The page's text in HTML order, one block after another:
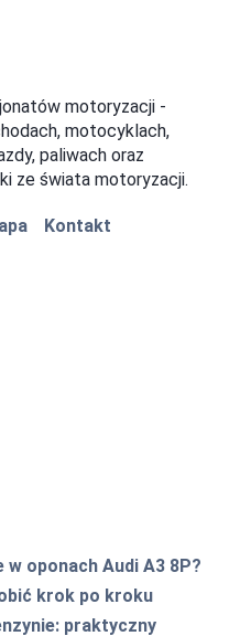
motoryzacji -
motocyklach,
paliwach oraz
ze świata motoryzacji.
Kontakt
oponach Audi A3 8P?
krok po kroku
praktyczny